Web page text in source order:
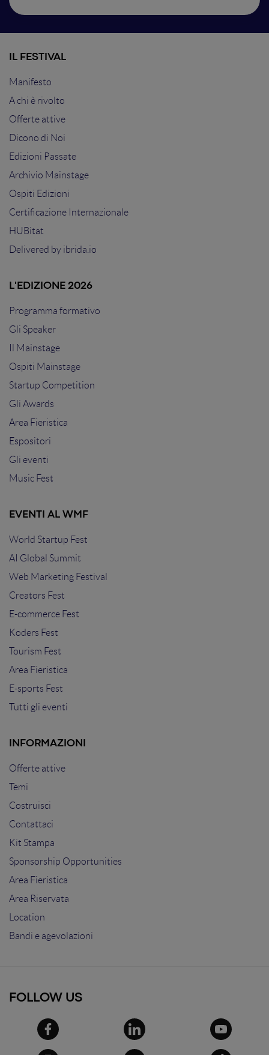
IL FESTIVAL
Manifesto
A chi è rivolto
Offerte attive
Dicono di Noi
Edizioni Passate
Archivio Mainstage
Ospiti Edizioni
Certificazione Internazionale
HUBitat
Delivered by ibrida.io
L'EDIZIONE 2026
Programma formativo
Gli Speaker
Il Mainstage
Ospiti Mainstage
Startup Competition
Gli Awards
Area Fieristica
Espositori
Gli eventi
Music Fest
EVENTI AL WMF
World Startup Fest
AI Global Summit
Web Marketing Festival
Creators Fest
E-commerce Fest
Koders Fest
Tourism Fest
Area Fieristica
E-sports Fest
Tutti gli eventi
INFORMAZIONI
Offerte attive
Temi
Costruisci
Contattaci
Kit Stampa
Sponsorship Opportunities
Area Fieristica
Area Riservata
Location
Bandi e agevolazioni
FOLLOW US